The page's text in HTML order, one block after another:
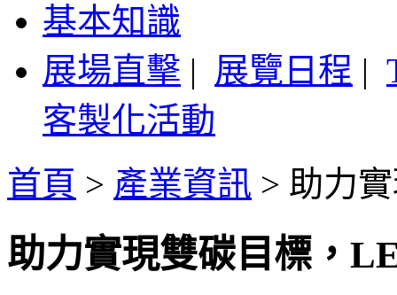
基本知識
展場直擊 | 展覽日程 |
客製化活動
首頁 > 產業資訊 > 助力
助力實現雙碳目標，